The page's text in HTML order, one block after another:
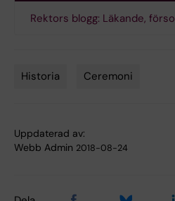
Rektors blogg: Läkande,
Historia Ceremoni
Uppdaterad av:
Webb Admin 2018-08-24